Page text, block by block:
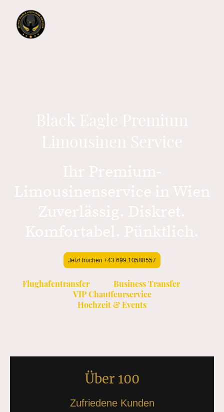
Jetzt buchen +43 699 10588557
Flughafentransfer Business Transfer
VIP Chauffeurservice
Hochzeit & Events
Über 100
Zufriedene Kunden